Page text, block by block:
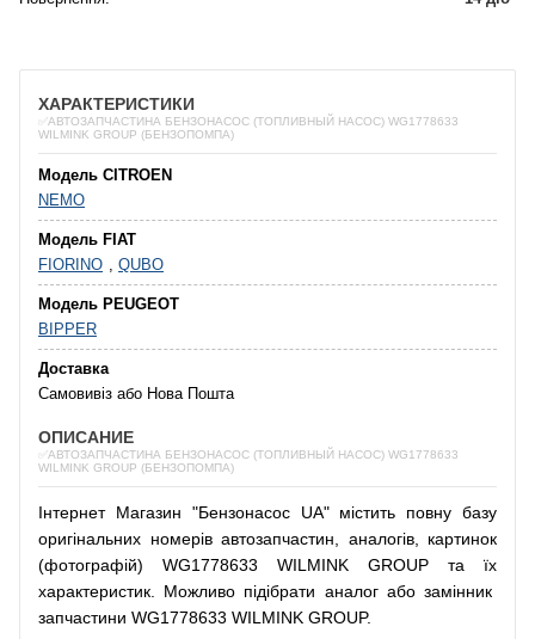
ХАРАКТЕРИСТИКИ
✅АВТОЗАПЧАСТИНА БЕНЗОНАСОС (ТОПЛИВНЫЙ НАСОС) WG1778633
WILMINK GROUP (БЕНЗОПОМПА)
Модель CITROEN
NEMO
Модель FIAT
FIORINO , QUBO
Модель PEUGEOT
BIPPER
Доставка
Самовивіз або Нова Пошта
ОПИСАНИЕ
✅АВТОЗАПЧАСТИНА БЕНЗОНАСОС (ТОПЛИВНЫЙ НАСОС) WG1778633
WILMINK GROUP (БЕНЗОПОМПА)
Інтернет Магазин "Бензонасос UA" містить повну базу
оригінальних номерів автозапчастин аналогів,
картинок
(фотографій) WG1778633 WILMINK GROUP та їх
характеристик. Можливо підібрати аналог або замінник
запчастини WG1778633 WILMINK GROUP.